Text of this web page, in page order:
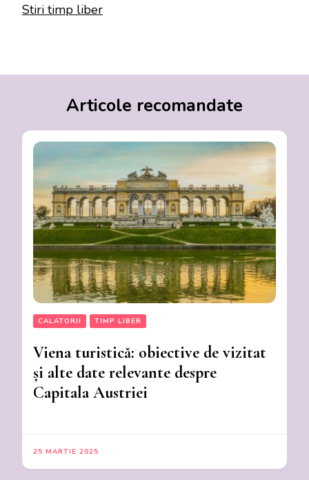
Stiri timp liber
Articole recomandate
CALATORII TIMP LIBER
Viena turistică: obiective de vizitat
și alte date relevante despre
Capitala Austriei
25 MARTIE 2025